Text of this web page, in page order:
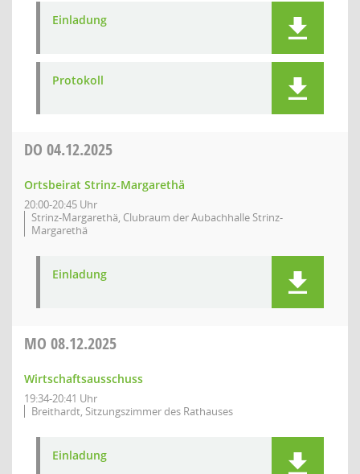
Einladung
Protokoll
DO 04.12.2025
Ortsbeirat Strinz-Margarethä
20:00-20:45 Uhr
Strinz-Margarethä, Clubraum der Aubachhalle Strinz-
Margarethä
Einladung
MO 08.12.2025
Wirtschaftsausschuss
19:34-20:41 Uhr
Breithardt, Sitzungszimmer des Rathauses
Einladung